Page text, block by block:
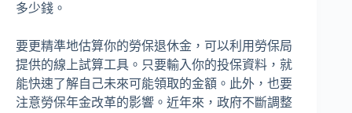
多少錢。
要更精準地估算你的勞保退休金，可以利用勞保局
提供的線上試算工具。只要輸入你的投保資料，就
能快速了解自己未來可能領取的金額。此外，也要
注意勞保年金改革的影響。近年來，政府不斷調整